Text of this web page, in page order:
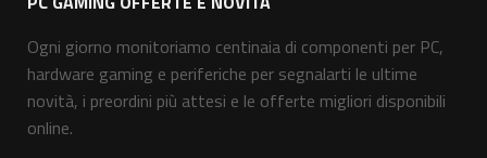
Ogni giorno monitoriamo centinaia di componenti per PC,
hardware gaming e periferiche per segnalarti le ultime
novità, i preordini più attesi e le offerte migliori disponibili
online.